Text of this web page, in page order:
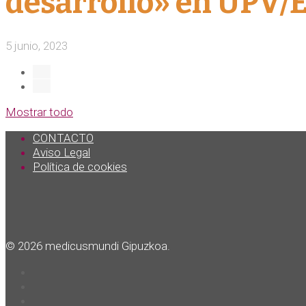
5 junio, 2023
Mostrar todo
CONTACTO
Aviso Legal
Política de cookies
© 2026 medicusmundi Gipuzkoa.